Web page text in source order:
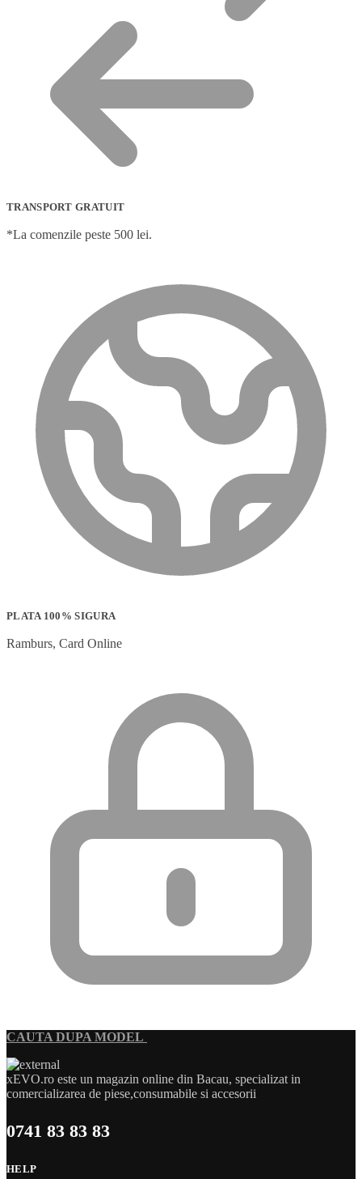
TRANSPORT GRATUIT
*La comenzile peste 500 lei.
PLATA 100% SIGURA
Ramburs, Card Online
CAUTA DUPA MODEL
xEVO.ro este un magazin online din Bacau, specializat in
comercializarea de piese,consumabile si accesorii
0741 83 83 83
HELP